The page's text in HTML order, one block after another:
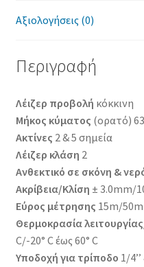
Αξιολογήσεις (0)
Περιγραφή
Λέιζερ προβολή κόκκινη
Μήκος κύματος (ορατό)
Ακτίνες 2 & 5 σημεία
Λέιζερ κλάση 2
Aνθεκτικό σε σκόνη &
Ακρίβεια/Κλίση ± 3.0mm/
Εύρος μέτρησης 15m/50m
Θερμοκρασία
C/-20° C έως 60° C
Υποδοχή για τρίποδο 1/